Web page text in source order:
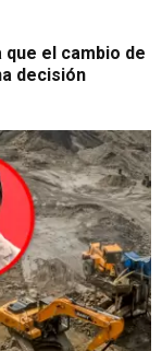
el cambio de
decisión